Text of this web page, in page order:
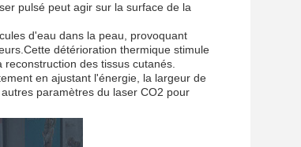
pulsé peut agir sur la surface de la
d'eau dans la peau, provoquant
détérioration thermique stimule
des tissus cutanés.
en ajustant l'énergie, la largeur de
paramètres du laser CO2 pour